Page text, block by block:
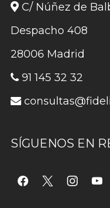
C/ Núñez de
Despacho 408
28006 Madrid
91 145 32 32
SÍGUENOS EN
facebook
x instagram